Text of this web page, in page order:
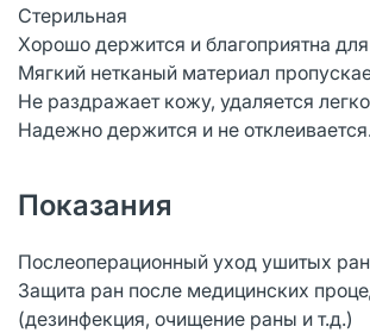
Стерильная
Хорошо держится и благоприятна
Мягкий нетканый материал
Не раздражает кожу, удаляется
Надежно держится и не отклеивается.
Показания
Послеоперационный уход ушитых ран
Защита ран после медицинских
(дезинфекция, очищение раны и т.д.)